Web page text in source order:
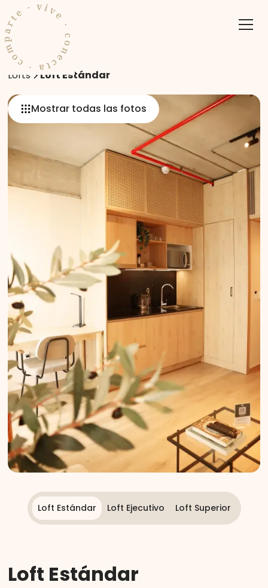
Lofts Loft Estándar
Mostrar todas las fotos
Loft Estándar Loft Ejecutivo Loft Superior
Loft Estándar